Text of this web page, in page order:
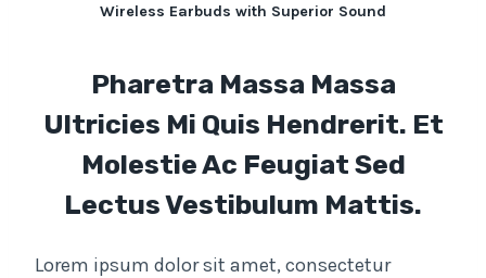
Wireless Earbuds with Superior Sound
Pharetra Massa Massa
Ultricies Mi Quis Hendrerit. Et
Molestie Ac Feugiat Sed
Lectus Vestibulum Mattis.
Lorem ipsum dolor sit amet, consectetur